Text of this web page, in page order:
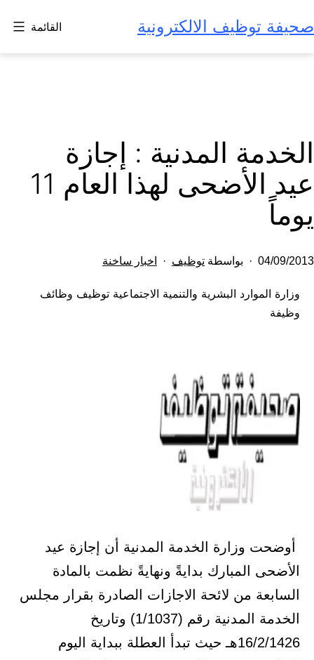
إلى
المحتوى
صحيفة توظيف الالكترونية القائمة
الخدمة المدنية : إجازة
عيد الأضحى لهذا العام 11
يوماً
تم
في
04/09/2013 بواسطة توظيف
مصنف
اخبار ساخنة
وزارة الموارد البشرية والتنمية الاجتماعية توظيف وظائف
وظيفة
أوضحت وزارة الخدمة المدنية أن إجازة عيد
الأضحى المبارك بدايةً ونهايةً نظمت بالمادة
السابعة من لائحة الاجازات الصادرة بقرار مجلس
الخدمة المدنية رقم (1/1037) وتاريخ
16/2/1426هـ حيث تبدأ العطلة ببداية اليوم